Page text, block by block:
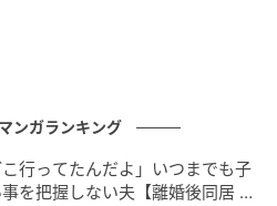
ンガランキング
こ行ってたんだよ」いつまでも子
を把握しない夫【離婚後同居 Vo